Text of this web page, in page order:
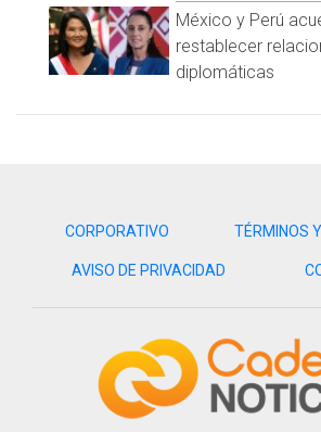
México y Perú
restablecer
diplomáticas
CORPORATIVO TÉRMINOS
AVISO DE PRIVACIDAD